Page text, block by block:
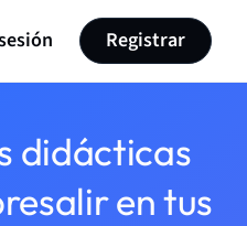
Registrar
didácticas
en tus